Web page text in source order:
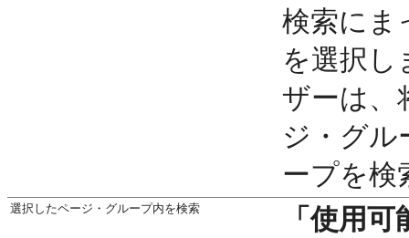
検索にま
を選択し
ザーは、
ジ・グル
ープを検
選択したページ・グループ内を検索
「使用